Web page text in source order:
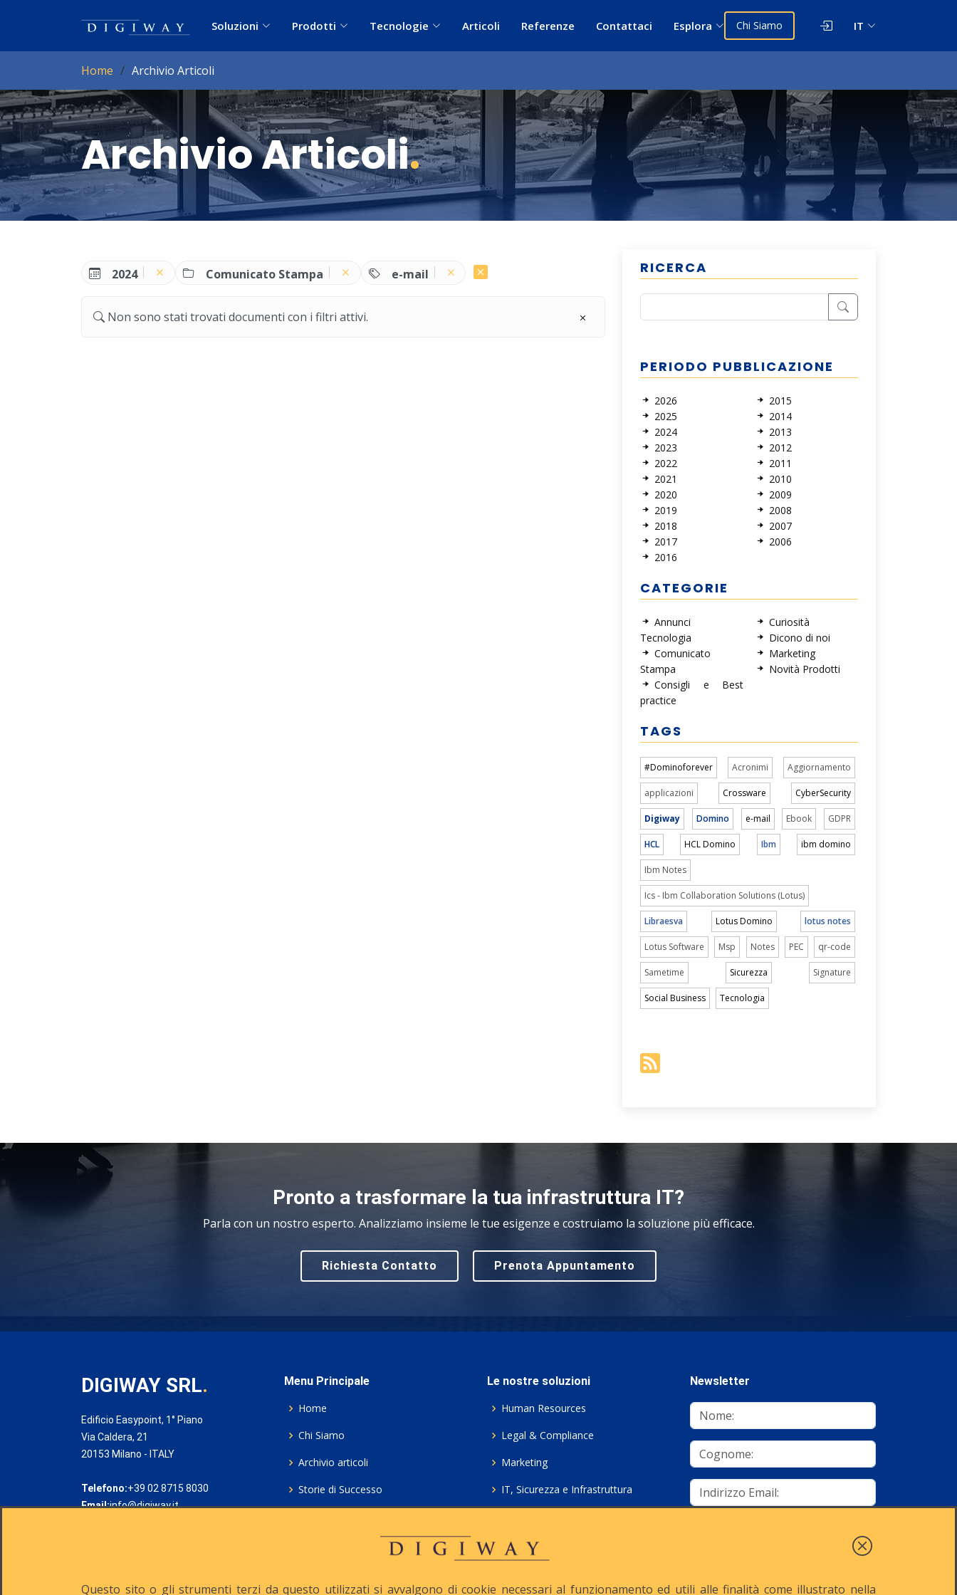
Soluzioni Prodotti Tecnologie Articoli Referenze Contattaci Esplora Chi Siamo IT
Home Archivio Articoli
Archivio Articoli.
2024 Comunicato Stampa e-mail
Non sono stati trovati documenti con i filtri attivi.
RICERCA
PERIODO PUBBLICAZIONE
2026
2025
2024
2023
2022
2021
2020
2019
2018
2017
2016
2015
2014
2013
2012
2011
2010
2009
2008
2007
2006
CATEGORIE
Annunci
Tecnologia
Comunicato
Stampa
Consigli e Best
practice
Curiosità
Dicono di noi
Marketing
Novità Prodotti
TAGS
#Dominoforever Acronimi Aggiornamento
applicazioni Crossware CyberSecurity
Digiway Domino e-mail Ebook GDPR
HCL HCL Domino Ibm ibm domino
Ibm Notes
Ics - Ibm Collaboration Solutions (Lotus)
Libraesva Lotus Domino lotus notes
Lotus Software Msp Notes PEC qr-code
Sametime Sicurezza Signature
Social Business Tecnologia
Pronto a trasformare la tua infrastruttura IT?
Parla con un nostro esperto. Analizziamo insieme le tue esigenze e costruiamo la soluzione più efficace.
Richiesta Contatto Prenota Appuntamento
DIGIWAY SRL.
Edificio Easypoint, 1° Piano
Via Caldera, 21
20153 Milano - ITALY
Telefono:+39 02 8715 8030
Email:info@digiway.it
Menu Principale
Home
Chi Siamo
Archivio articoli
Storie di Successo
Le nostre soluzioni
Human Resources
Legal & Compliance
Marketing
IT, Sicurezza e Infrastruttura
Consulenza ICT e Licenze
Newsletter
Questo sito o gli strumenti terzi da questo utilizzati si avvalgono di cookie necessari al funzionamento ed utili alle finalità come illustrato nella